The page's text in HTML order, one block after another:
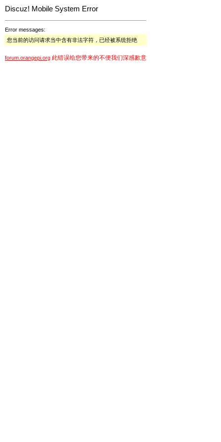
Discuz! Mobile System Error
Error messages:
您当前的访问请求当中含有非法字符，已经被系统拒绝
forum.orangepi.org 此错误给您带来的不便我们深感歉意